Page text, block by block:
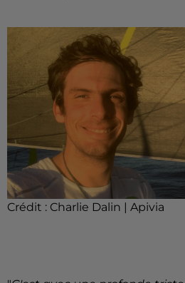
Crédit : Charlie Dalin | Apivia